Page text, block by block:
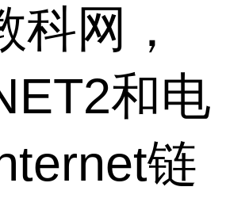
科网，
和电
链